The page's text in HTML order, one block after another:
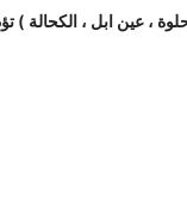
، عين ابل ، الكحالة )